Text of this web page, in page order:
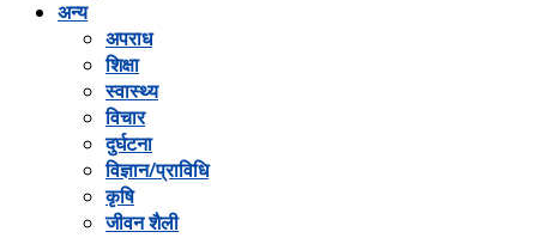
अन्य
अपराध
शिक्षा
स्वास्थ्य
विचार
दुर्घटना
विज्ञान/प्राविधि
कृषि
जीवन शैली